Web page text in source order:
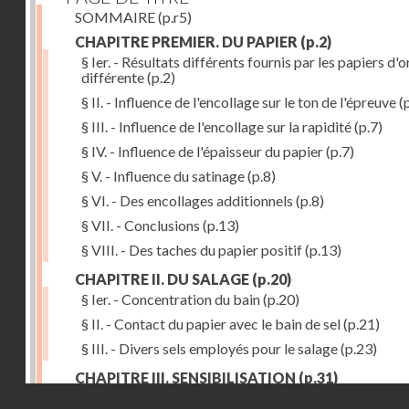
SOMMAIRE(p.r5)
CHAPITRE PREMIER. DU PAPIER (p.2)
§ Ier. - Résultats différents fournis par les papiers
différente(p.2)
§ II. - Influence de l'encollage sur le ton de l'épreuve
§ III. - Influence de l'encollage sur la rapidité(p.7)
§ IV. - Influence de l'épaisseur du papier(p.7)
§ V. - Influence du satinage(p.8)
§ VI. - Des encollages additionnels (p.8)
§ VII. - Conclusions (p.13)
§ VIII. - Des taches du papier positif(p.13)
CHAPITRE II. DU SALAGE (p.20)
§ Ier. - Concentration du bain(p.20)
§ II. - Contact du papier avec le bain de sel(p.21)
§ III. - Divers sels employés pour le salage(p.23)
CHAPITRE III. SENSIBILISATION (p.31)